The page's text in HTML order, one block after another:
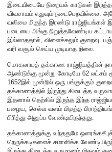
இடையிடையே நிறையக் காடுகள்
விவசாயம் எதுவும் நடைபெறவில்லை.
வலிமை மிகுந்த இரண்டு ராஜ்ஜியங்கள்
படையை அங்கு நிறுத்தவேண்டிய
இல்லாததால், விளைச்சலும் குறைவு.
வரி வசூல் செய்ய முடியாத நிலை.
மொகலாயத் தக்காண ராஜ்ஜியத்தின்
ஆண்டுக்கு மூன்று கோடியே 62
1652இல் மூன்றில் ஒரு பங்குக்கும்
தக்காணத்தில் இருந்து கிடைத்த
இதனால் தெற்கில் இருந்த இந்த
பழைய, செல்வ வளம் மிகுந்த
பிரித்து அனுப்ப வேண்டியிருந்தது.
தக்காணத்துக்கு வந்ததுமே
நெருக்கடிகளைச் சமாளிக்க